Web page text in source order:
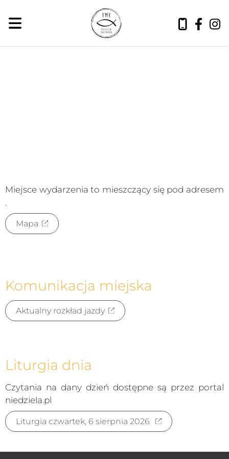
Miejsce wydarzenia to mieszczący się pod adresem
.
Mapa
Komunikacja miejska
Aktualny rozkład jazdy
Liturgia dnia
Czytania na dany dzień dostępne są przez portal
niedziela.pl
Liturgia czwartek, 6 sierpnia 2026